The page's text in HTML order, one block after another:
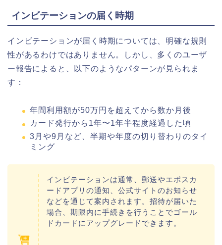
インビテーションの届く時期
インビテーションが届く時期については、明確な規則
性があるわけではありません。しかし、多くのユーザ
ー報告によると、以下のようなパターンが見られま
す：
年間利用額が50万円を超えてから数か月後
カード発行から1年〜1年半程度経過した頃
3月や9月など、半期や年度の切り替わりのタイ
ミング
インビテーションは通常、郵送やエポスカ
ードアプリの通知、公式サイトのお知らせ
などを通じて案内されます。招待が届いた
場合、期限内に手続きを行うことでゴール
ドカードにアップグレードできます。